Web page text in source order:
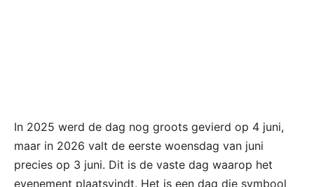
In 2025 werd de dag nog groots gevierd op 4 juni,
maar in 2026 valt de eerste woensdag van juni
precies op 3 juni. Dit is de vaste dag waarop het
evenement plaatsvindt. Het is een dag die symbool